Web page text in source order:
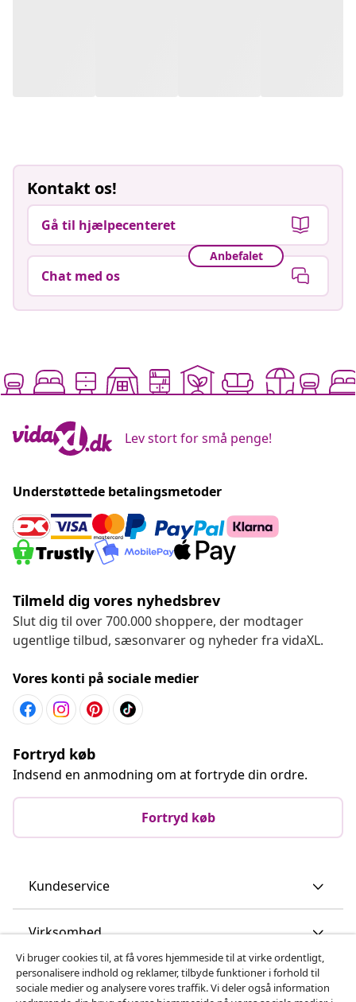
Kontakt os!
Gå til hjælpecenteret
Anbefalet
Chat med os
Lev stort for små penge!
Understøttede betalingsmetoder
Tilmeld dig vores nyhedsbrev
Slut dig til over 700.000 shoppere, der modtager
ugentlige tilbud, sæsonvarer og nyheder fra vidaXL.
Vores konti på sociale medier
Fortryd køb
Indsend en anmodning om at fortryde din ordre.
Fortryd køb
Kundeservice
Virksomhed
vidaXL
Vi bruger cookies til, at få vores hjemmeside til at virke ordentligt,
personalisere indhold og reklamer, tilbyde funktioner i forhold til
sociale medier og analysere vores traffik. Vi deler også information